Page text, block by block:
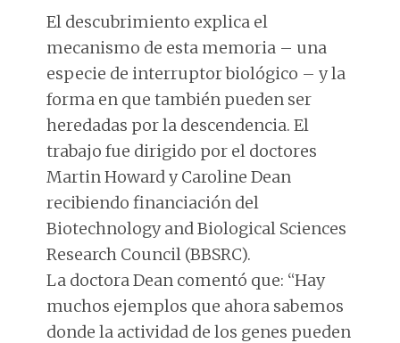
El descubrimiento explica el
mecanismo de esta memoria – una
especie de interruptor biológico – y la
forma en que también pueden ser
heredadas por la descendencia. El
trabajo fue dirigido por el doctores
Martin Howard y Caroline Dean
recibiendo financiación del
Biotechnology and Biological Sciences
Research Council (BBSRC).
La doctora Dean comentó que: “Hay
muchos ejemplos que ahora sabemos
donde la actividad de los genes pueden